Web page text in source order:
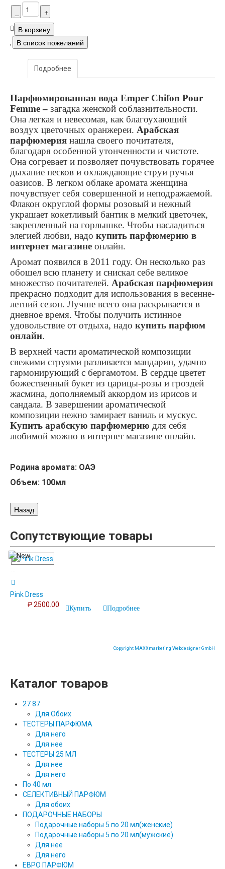
Подробнее
Парфюмированная вода Emper Chifon Pour
Femme – загадка женской соблазнительности.
Она легкая и невесомая, как благоухающий
воздух цветочных оранжереи. Арабская
парфюмерия нашла своего почитателя,
благодаря особенной утонченности и чистоте.
Она согревает и позволяет почувствовать горячее
дыхание песков и охлаждающие струи ручья
оазисов. В легком облаке аромата женщина
почувствует себя совершенной и неподражаемой.
Флакон округлой формы розовый и нежный
украшает кокетливый бантик в мелкий цветочек,
закрепленный на горлышке. Чтобы насладиться
элегией любви, надо купить парфюмерию в
интернет магазине онлайн.
Аромат появился в 2011 году. Он несколько раз
обошел всю планету и снискал себе великое
множество почитателей. Арабская парфюмерия
прекрасно подходит для использования в весенне-
летний сезон. Лучше всего она раскрывается в
дневное время. Чтобы получить истинное
удовольствие от отдыха, надо купить парфюм
онлайн.
В верхней части ароматической композиции
свежими струями разливается мандарин, удачно
гармонирующий с бергамотом. В сердце цветет
божественный букет из царицы-розы и гроздей
жасмина, дополняемый аккордом из ирисов и
сандала. В завершении ароматической
композиции нежно замирает ваниль и мускус.
Купить арабскую парфюмерию для себя
любимой можно в интернет магазине онлайн.
Родина аромата: ОАЭ
Объем: 100мл
Сопутствующие товары
Pink Dress
₽ 2500.00
Купить Подробнее
Copyright MAXXmarketing Webdesigner GmbH
Каталог товаров
27 87
Для Обоих
ТЕСТЕРЫ ПАРФЮМА
Для него
Для нее
ТЕСТЕРЫ 25 МЛ
Для нее
Для него
По 40 мл
СЕЛЕКТИВНЫЙ ПАРФЮМ
Для обоих
ПОДАРОЧНЫЕ НАБОРЫ
Подарочные наборы 5 по 20 мл(женские)
Подарочные наборы 5 по 20 мл(мужские)
Для нее
Для него
ЕВРО ПАРФЮМ